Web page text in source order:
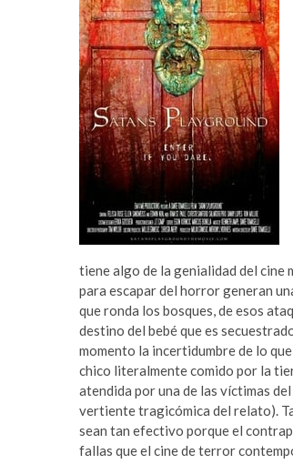
tiene algo de la genialidad del cine
para escapar del horror generan
que ronda los bosques, de esos
destino del bebé que es
momento la incertidumbre de lo
chico literalmente comido por la
atendida por una de las víctimas
vertiente tragicómica del relato).
sean tan efectivo porque el
fallas que el cine de terror